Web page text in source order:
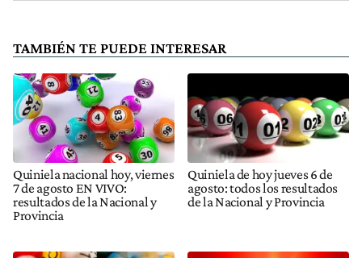
TAMBIÉN TE PUEDE INTERESAR
Quiniela nacional hoy, viernes
7 de agosto EN VIVO:
resultados de la Nacional y
Provincia
Quiniela de hoy jueves 6 de
agosto: todos los resultados
de la Nacional y Provincia